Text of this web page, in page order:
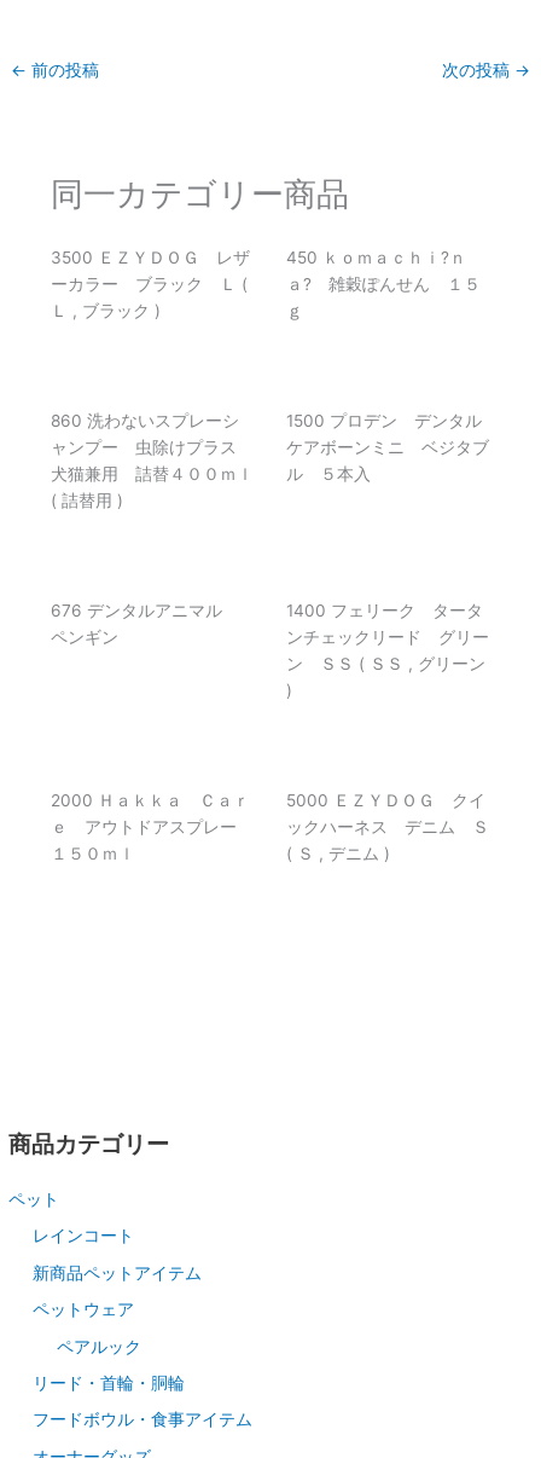
商品カテゴリー
ペット
レインコート
新商品ペットアイテム
ペットウェア
ペアルック
リード・首輪・胴輪
フードボウル・食事アイテム
← 前の投稿 次の投稿 →
同一カテゴリー商品
3500 ＥＺＹＤＯＧ レザ
ーカラー ブラック Ｌ (
Ｌ , ブラック )
450 ｋｏｍａｃｈｉ?ｎ
ａ? 雑穀ぽんせん １５
ｇ
860 洗わないスプレーシ
ャンプー 虫除けプラス
犬猫兼用 詰替４００ｍｌ
( 詰替用 )
1500 プロデン デンタル
ケアボーンミニ ベジタブ
ル ５本入
676 デンタルアニマル
ペンギン
1400 フェリーク タータ
ンチェックリード グリー
ン ＳＳ ( ＳＳ , グリーン
)
2000 Ｈａｋｋａ Ｃａｒ
ｅ アウトドアスプレー
１５０ｍｌ
5000 ＥＺＹＤＯＧ クイ
ックハーネス デニム Ｓ
( Ｓ , デニム )